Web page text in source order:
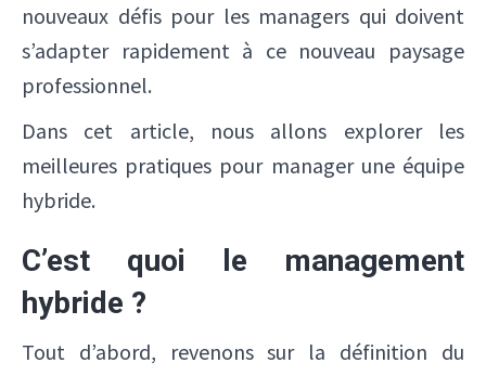
nouveaux défis pour les managers qui doivent
s’adapter rapidement à ce nouveau paysage
professionnel.
Dans cet article, nous allons explorer les
meilleures pratiques pour manager une équipe
hybride.
C’est quoi le management
hybride ?
Tout d’abord, revenons sur la définition du